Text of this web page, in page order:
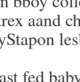
aand
fed